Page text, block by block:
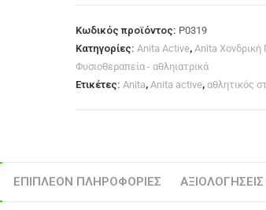
Κωδικός προϊόντος: P0319
Κατηγορίες:Anita Active,Anita
Φυσιοθεραπεία - αθληιατρικά
Ετικέτες:Anita,Anita active,αθλητικός
ΕΠΙΠΛΈΟΝ ΠΛΗΡΟΦΟΡΊΕΣ